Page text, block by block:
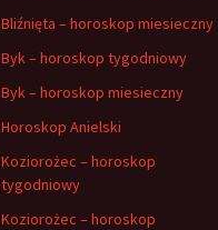
Bliźnięta – horoskop miesieczny
Byk – horoskop tygodniowy
Byk – horoskop miesieczny
Horoskop Anielski
Koziorożec – horoskop
tygodniowy
Koziorożec – horoskop